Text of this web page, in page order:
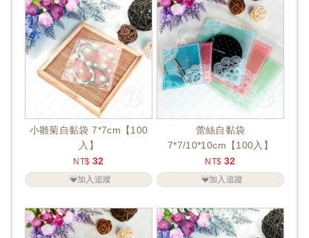
小雛菊自黏袋 7*7cm【100
入】
NT$ 32
加入追蹤
蕾絲自黏袋
7*7/10*10cm【100入】
NT$ 32
加入追蹤